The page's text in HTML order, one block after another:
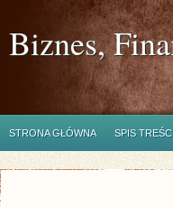
Biznes,
STRONA GŁÓWNA SPIS